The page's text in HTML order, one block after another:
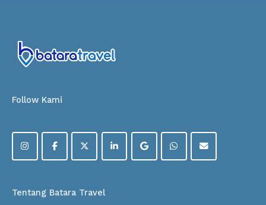
Follow Kami
Tentang Batara Travel